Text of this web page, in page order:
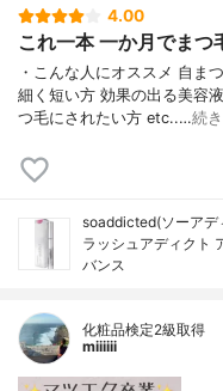
4.00
これ一本 一か月でまつ
・こんな人にオススメ 自ま
細く短い方 効果の出る美容
つ毛にされたい方 etc..…続
soaddicted(ソーアデ
ラッシュアディクト
バンス
化粧品検定2級取得
miiiiii